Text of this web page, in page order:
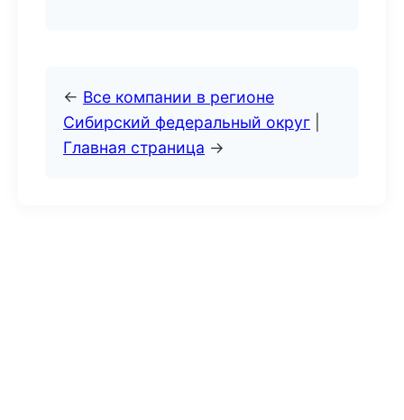
← Все компании в регионе
Сибирский федеральный округ
Главная страница →